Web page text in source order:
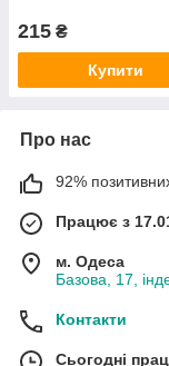
215 ₴
Купити
Про нас
92%
Працює з
м. Одеса
Базова, 17,
Контакти
Сьогодні